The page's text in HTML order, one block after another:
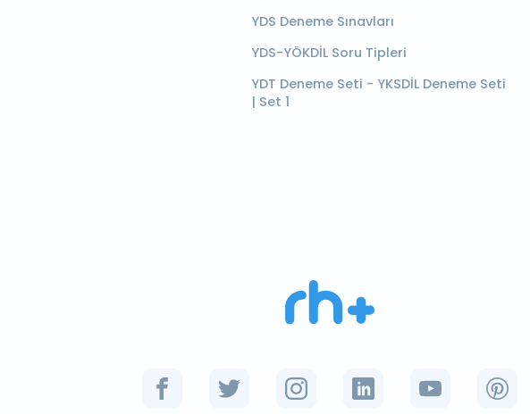
YDS Deneme Sınavları
YDS-YÖKDİL Soru Tipleri
YDT Deneme Seti - YKSDİL Deneme Seti
| Set 1